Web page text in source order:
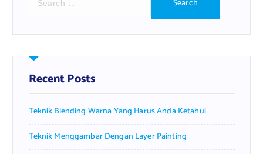
r
h
f
o
:
Recent Posts
Teknik Blending Warna Yang Harus Anda Ketahui
Teknik Menggambar Dengan Layer Painting